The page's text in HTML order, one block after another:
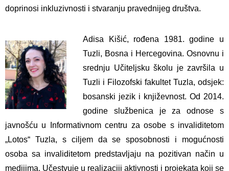
doprinosi inkluzivnosti i stvaranju pravednijeg društva.
Adisa Kišić, rođena 1981. godine u
Tuzli, Bosna i Hercegovina. Osnovnu i
srednju Učiteljsku školu je završila u
Tuzli i Filozofski fakultet Tuzla, odsjek:
bosanski jezik i književnost. Od 2014.
godine službenica je za odnose s
javnošću u Informativnom centru za osobe s invaliditetom
„Lotos“ Tuzla, s ciljem da se sposobnosti i mogućnosti
osoba sa invaliditetom predstavljaju na pozitivan način u
medijima. Učestvuje u realizaciji aktivnosti i projekata koji se